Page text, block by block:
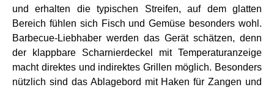
und erhalten die typischen Streifen, auf dem glatten
Bereich fühlen sich Fisch und Gemüse besonders wohl.
Barbecue-Liebhaber werden das Gerät schätzen, denn
der klappbare Scharnierdeckel mit Temperaturanzeige
macht direktes und indirektes Grillen möglich. Besonders
nützlich sind das Ablagebord mit Haken für Zangen und